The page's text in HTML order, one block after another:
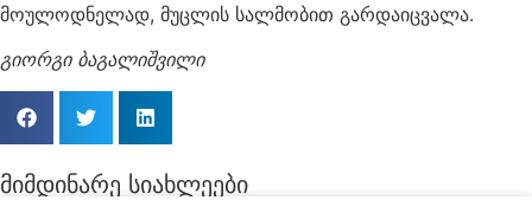
მოულოდნელად, მუცლის სალმობით გარდაიცვალა.
გიორგი ბაგალიშვილი
მიმდინარე სიახლეები